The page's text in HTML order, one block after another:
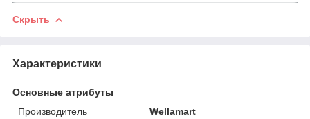
Скрыть
Характеристики
Основные атрибуты
Производитель
Wellamart